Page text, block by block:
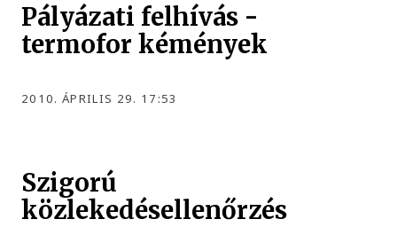
Pályázati felhívás -
termofor kémények
2010. ÁPRILIS 29. 17:53
Szigorú
közlekedésellenőrzés